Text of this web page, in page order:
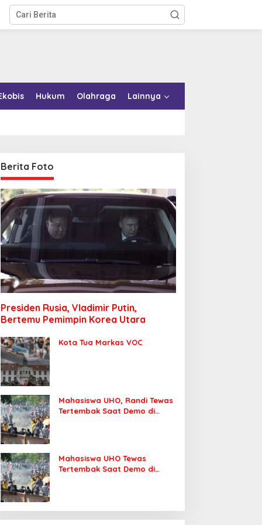
Hukum Olahraga Lainnya
Berita Foto
Presiden Rusia, Vladimir Putin,
Bertemu Pemimpin Korea Utara
Kota Tua Markas VOC
Mahasiswa UHO, Randi Tewas
Tertembak Saat Demo di
Mahasiswa UHO Tewas
Tertembak Saat Demo di